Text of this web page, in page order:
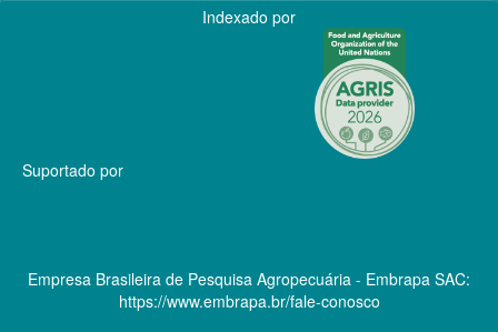
Indexado por
Suportado por
Empresa Brasileira de Pesquisa Agropecuária - Embrapa SAC:
https://www.embrapa.br/fale-conosco